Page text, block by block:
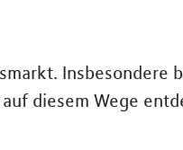
Insbesondere
diesem Wege